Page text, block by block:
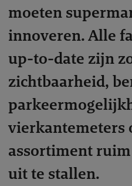
moeten
innoveren. Alle
up-to-date zijn
zichtbaarheid,
vierkantemeters
assortiment
uit te stallen.